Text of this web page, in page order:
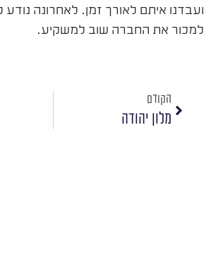
ועבדנו איתם לאורך זמן. לאחרונה
למכור את החברה שוב למשקיע.
הקודם
מלון יהודה